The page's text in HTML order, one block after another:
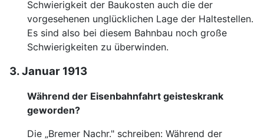
Schwierigkeit der Baukosten auch die der
vorgesehenen unglücklichen Lage der Haltestellen.
Es sind also bei diesem Bahnbau noch große
Schwierigkeiten zu überwinden.
3. Januar 1913
Während der Eisenbahnfahrt geisteskrank
geworden?
Die „Bremer Nachr." schreiben: Während der